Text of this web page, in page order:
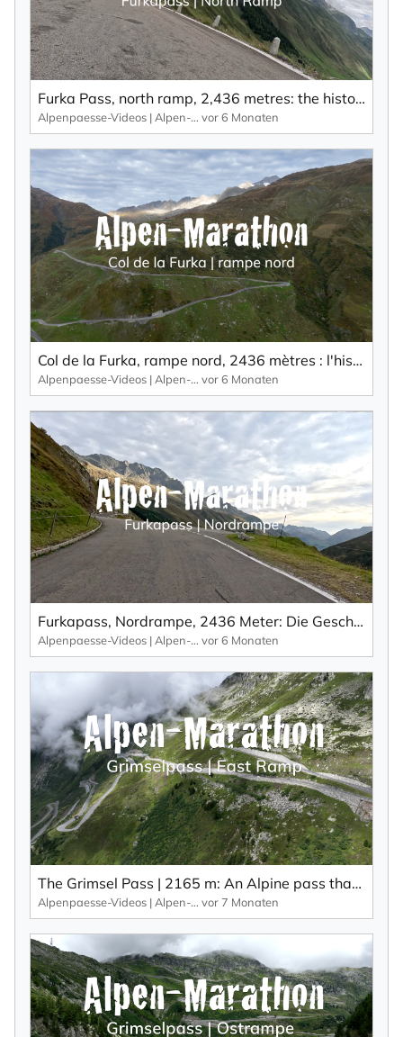
Furka Pass, north ramp, 2,436 metres: the history of James Bond Street on the Furka Pass.
Alpenpaesse-Videos | Alpen-Marathon vor 6 Monaten
Col de la Furka, rampe nord, 2436 mètres : l'histoire de la James Bond Street au col de la Furka.
Alpenpaesse-Videos | Alpen-Marathon vor 6 Monaten
Furkapass, Nordrampe, 2436 Meter: Die Geschichte der James Bond Street am Furkapass.
Alpenpaesse-Videos | Alpen-Marathon vor 6 Monaten
The Grimsel Pass | 2165 m: An Alpine pass that has it all: bends, views and other Alpine passes.
Alpenpaesse-Videos | Alpen-Marathon vor 7 Monaten
NEWSLETTER ABONNIEREN ×
Vorname
Nachname
Ihre E-Mail-Adresse
Ich willige in den Empfang des Newsletters ein,
den ich jederzeit mit dem Link im Newsletter
selbst abbestellen kann.
Mit der Eintragung für den Newsletter bestätigen Sie die Verarbeitung
Ihrer Daten gemäß derDatenschutzerklärungdurch KlickTipp.
Newsletter abonnieren